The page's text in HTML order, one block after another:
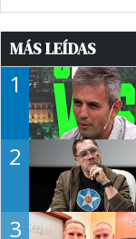
MÁS LEÍDAS
1
2
3